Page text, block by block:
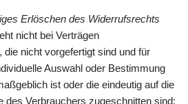
Erlöschen des Widerrufsrechts
nicht bei Verträgen
die nicht vorgefertigt sind und für
Auswahl oder Bestimmung
ist oder die eindeutig auf die
des Verbrauchers zugeschnitten sind;